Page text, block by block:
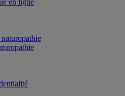
en ligne